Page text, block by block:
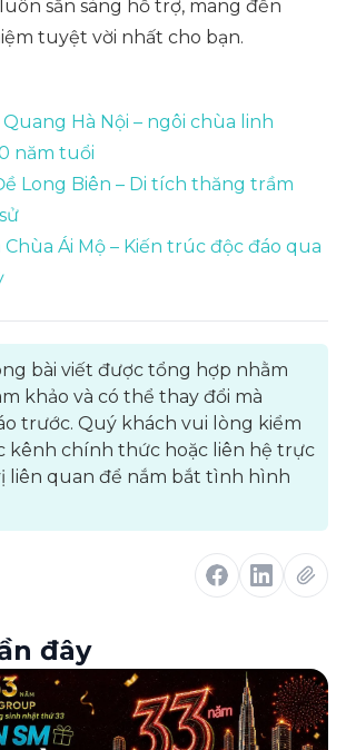
sẵn sàng hỗ trợ, mang đến
tuyệt vời nhất cho bạn.
Hà Nội – ngôi chùa linh
năm tuổi
Long Biên – Di tích thăng trầm
Chùa Ái Mộ – Kiến trúc độc đáo qua
bài viết được tổng hợp nhằm
khảo và có thể thay đổi mà
trước. Quý khách vui lòng kiểm
kênh chính thức hoặc liên hệ trực
liên quan để nắm bắt tình hình
đây